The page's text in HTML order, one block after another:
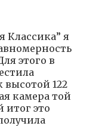
Классика” я
этого в
122
камера той
это